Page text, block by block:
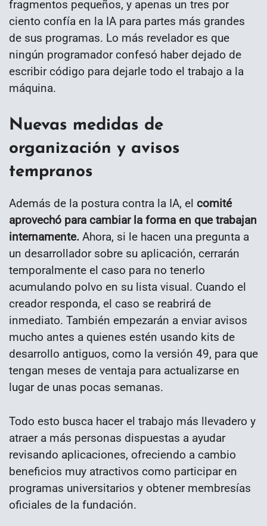
fragmentos pequeños, y apenas un tres por
ciento confía en la IA para partes más grandes
de sus programas. Lo más revelador es que
ningún programador confesó haber dejado de
escribir código para dejarle todo el trabajo a la
máquina.
Nuevas medidas de
organización y avisos
tempranos
Además de la postura contra la IA, el comité
aprovechó para cambiar la forma en que trabajan
internamente. Ahora, si le hacen una pregunta a
un desarrollador sobre su aplicación, cerrarán
temporalmente el caso para no tenerlo
acumulando polvo en su lista visual. Cuando el
creador responda, el caso se reabrirá de
inmediato. También empezarán a enviar avisos
mucho antes a quienes estén usando kits de
desarrollo antiguos, como la versión 49, para que
tengan meses de ventaja para actualizarse en
lugar de unas pocas semanas.
Todo esto busca hacer el trabajo más llevadero y
atraer a más personas dispuestas a ayudar
revisando aplicaciones, ofreciendo a cambio
beneficios muy atractivos como participar en
programas universitarios y obtener membresías
oficiales de la fundación.